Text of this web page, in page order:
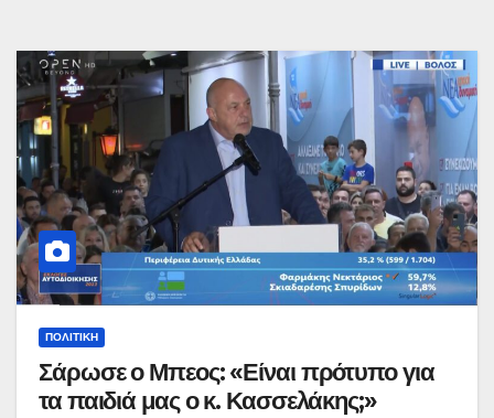
ΠΟΛΙΤΙΚΉ
Σάρωσε ο Μπεος: «Είναι πρότυπο για
τα παιδιά μας ο κ. Κασσελάκης;»